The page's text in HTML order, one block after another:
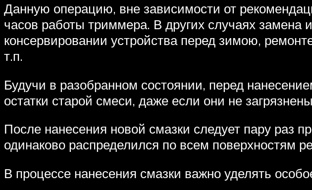
Данную операцию, вне зависимости от
часов работы триммера. В других случаях замена
консервировании устройства перед зимою,
т.п.
Будучи в разобранном состоянии, перед
остатки старой смеси, даже если они не
После нанесения новой смазки следует пару раз
одинаково распределился по всем поверхностям
В процессе нанесения смазки важно уделять